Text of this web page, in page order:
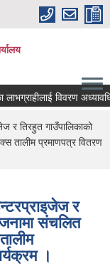
विवरण
र तिरहुत गाउँपालिकाको
तालीम प्रमाणपत्र वितरण
र
संचलित
।